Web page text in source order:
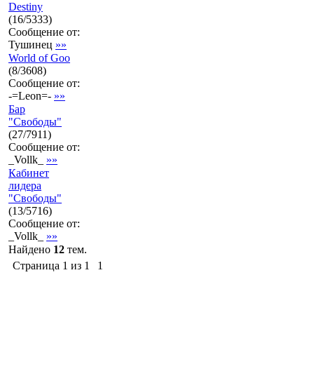
Destiny
(16/5333)
Сообщение от:
Тушинец »»
World of Goo
(8/3608)
Сообщение от:
-=Leon=- »»
Бар
"Свободы"
(27/7911)
Сообщение от:
_Vollk_
»»
Кабинет
лидера
"Свободы"
(13/5716)
Сообщение от:
_Vollk_
»»
Найдено 12 тем.
Страница 1 из 1 1